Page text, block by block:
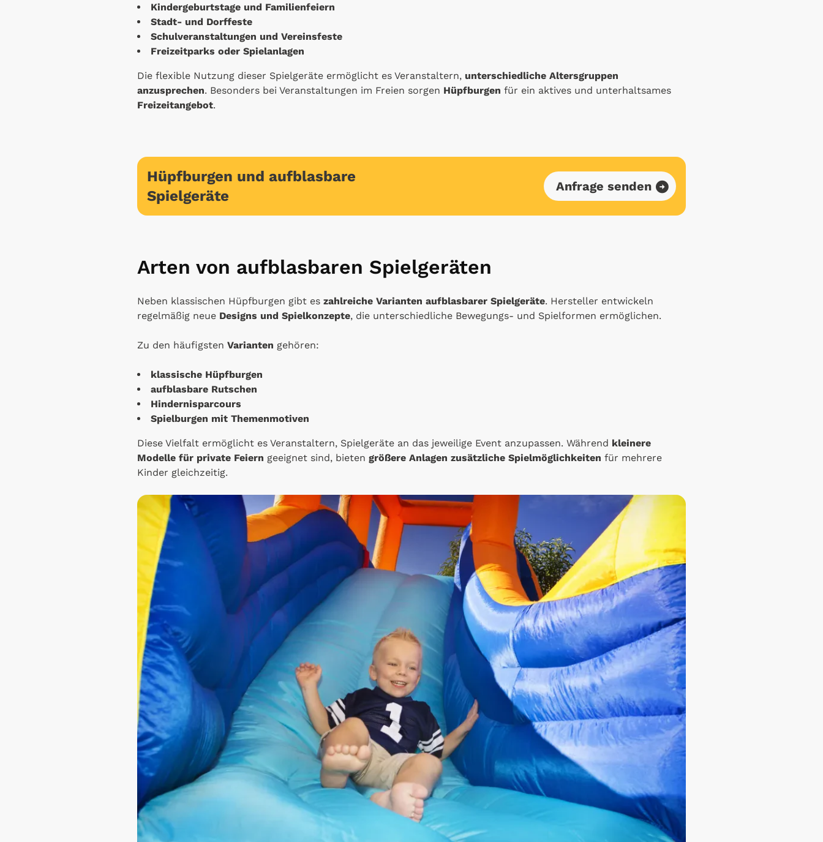
Kindergeburtstage und Familienfeiern
Stadt- und Dorffeste
Schulveranstaltungen und Vereinsfeste
Freizeitparks oder Spielanlagen
Die flexible Nutzung dieser Spielgeräte ermöglicht es Veranstaltern, unterschiedliche Altersgruppen
anzusprechen. Besonders bei Veranstaltungen im Freien sorgen Hüpfburgen für ein aktives und unterhaltsames
Freizeitangebot.
Hüpfburgen und aufblasbare
Spielgeräte
Anfrage senden
Arten von aufblasbaren Spielgeräten
Neben klassischen Hüpfburgen gibt es zahlreiche Varianten aufblasbarer Spielgeräte. Hersteller entwickeln
regelmäßig neue Designs und Spielkonzepte, die unterschiedliche Bewegungs- und Spielformen ermöglichen.
Zu den häufigsten Varianten gehören:
klassische Hüpfburgen
aufblasbare Rutschen
Hindernisparcours
Spielburgen mit Themenmotiven
Diese Vielfalt ermöglicht es Veranstaltern, Spielgeräte an das jeweilige Event anzupassen. Während kleinere
Modelle für private Feiern geeignet sind, bieten größere Anlagen zusätzliche Spielmöglichkeiten für mehrere
Kinder gleichzeitig.